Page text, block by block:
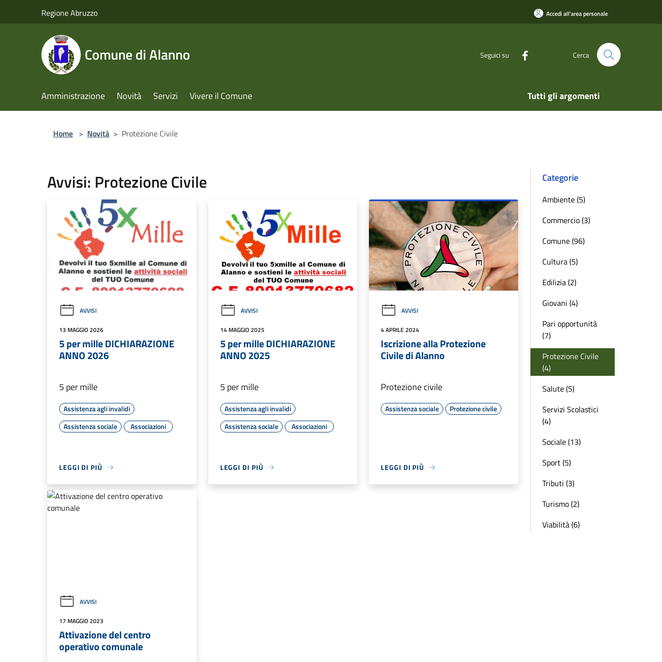
Regione Abruzzo Accedi all'area personale
Comune di Alanno Seguici su Cerca
Amministrazione Novità Servizi Vivere il Comune Tutti gli argomenti
Home > Novità > Protezione Civile
Avvisi: Protezione Civile
AVVISI
13 MAGGIO 2026
5 per mille DICHIARAZIONE
ANNO 2026
5 per mille
Assistenza agli invalidi
Assistenza sociale
Associazioni
LEGGI DI PIÙ
AVVISI
14 MAGGIO 2025
5 per mille DICHIARAZIONE
ANNO 2025
5 per mille
Assistenza agli invalidi
Assistenza sociale
Associazioni
LEGGI DI PIÙ
AVVISI
4 APRILE 2024
Iscrizione alla Protezione
Civile di Alanno
Protezione civile
Assistenza sociale Protezione civile
LEGGI DI PIÙ
AVVISI
17 MAGGIO 2023
Attivazione del centro
operativo comunale
Categorie
Ambiente (5)
Commercio (3)
Comune (96)
Cultura (5)
Edilizia (2)
Giovani (4)
Pari opportunità
(7)
Protezione Civile
(4)
Salute (5)
Servizi Scolastici
(4)
Sociale (13)
Sport (5)
Tributi (3)
Turismo (2)
Viabilità (6)